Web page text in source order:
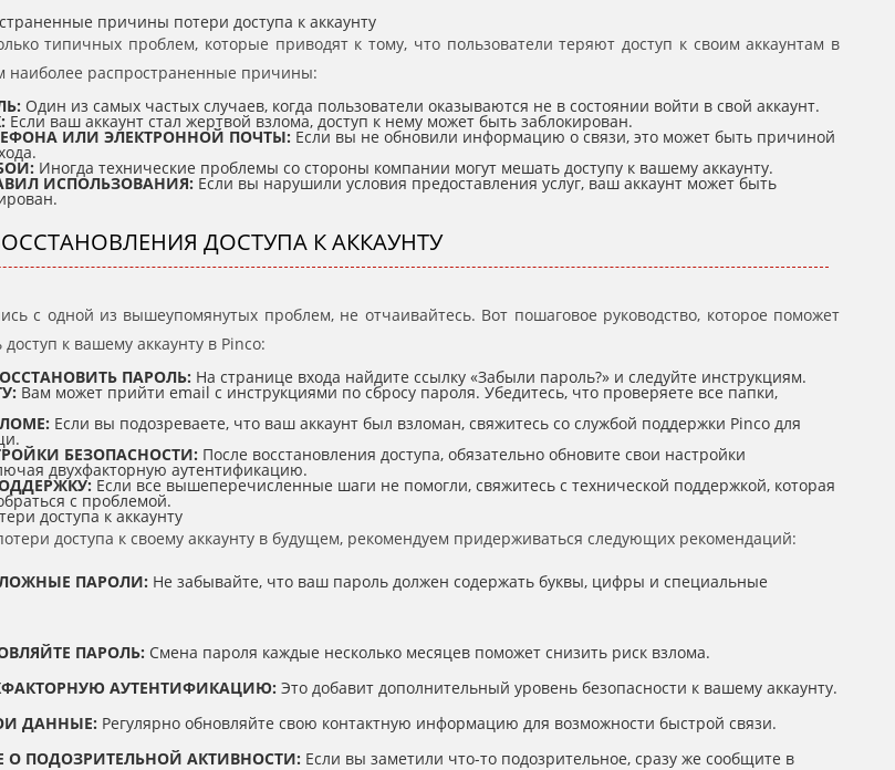
причины потери доступа к аккаунту
типичных проблем, которые приводят к тому, что пользователи теряют доступ к своим аккаунтам в
наиболее распространенные причины:
Один из самых частых случаев, когда пользователи оказываются не в состоянии войти в свой аккаунт.
Если ваш аккаунт стал жертвой взлома, доступ к нему может быть заблокирован.
ИЛИ ЭЛЕКТРОННОЙ ПОЧТЫ: Если вы не обновили информацию о связи, это может быть причиной
Иногда технические проблемы со стороны компании могут мешать доступу к вашему аккаунту.
ИСПОЛЬЗОВАНИЯ: Если вы нарушили условия предоставления услуг, ваш аккаунт может быть
ДОСТУПА К АККАУНТУ
с одной из вышеупомянутых проблем, не отчаивайтесь. Вот пошаговое руководство, которое поможет
к вашему аккаунту в Pinco:
ПАРОЛЬ: На странице входа найдите ссылку «Забыли пароль?» и следуйте инструкциям.
Вам может прийти email с инструкциями по сбросу пароля. Убедитесь, что проверяете все папки,
Если вы подозреваете, что ваш аккаунт был взломан, свяжитесь со службой поддержки Pinco для
БЕЗОПАСНОСТИ: После восстановления доступа, обязательно обновите свои настройки
двухфакторную аутентификацию.
Если все вышеперечисленные шаги не помогли, свяжитесь с технической поддержкой, которая
с проблемой.
доступа к аккаунту
доступа к своему аккаунту в будущем, рекомендуем придерживаться следующих рекомендаций:
ПАРОЛИ: Не забывайте, что ваш пароль должен содержать буквы, цифры и специальные
ПАРОЛЬ: Смена пароля каждые несколько месяцев поможет снизить риск взлома.
АУТЕНТИФИКАЦИЮ: Это добавит дополнительный уровень безопасности к вашему аккаунту.
ДАННЫЕ: Регулярно обновляйте свою контактную информацию для возможности быстрой связи.
ПОДОЗРИТЕЛЬНОЙ АКТИВНОСТИ: Если вы заметили что-то подозрительное, сразу же сообщите в